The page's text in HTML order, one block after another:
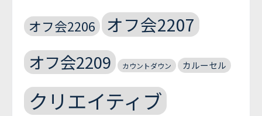
オフ会2206 オフ会2207
オフ会2209 カウントダウン カルーセル
クリエイティブ